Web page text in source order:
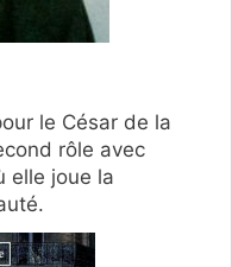
le César de la
rôle avec
elle joue la